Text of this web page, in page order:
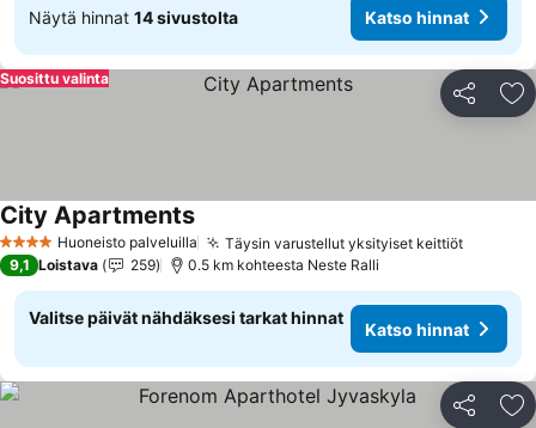
Näytä hinnat 14 sivustolta Katso hinnat
Jaa
Suosittu valinta
4 TähtiluokitusHuoneisto palveluilla Täysin varustellut yksityiset keittiötKatso
City ApartmentsKatso hinnat
9,1 Loistava 259 0.5 km kohteesta Neste Ralli
Valitse päivät nähdäksesi tarkat hinnat
Katso hinnat
Jaa